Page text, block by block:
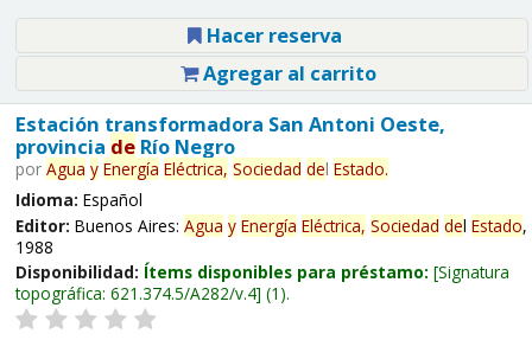
Hacer reserva
Agregar al carrito
Estación transformadora San Antoni Oeste,
provincia deRío Negro
por Agua y Energía Eléctrica, Sociedad del Estado.
Idioma: Español
Editor: Buenos Aires: Agua y Energía Eléctrica, Sociedad del Estado,
1988
Disponibilidad: Ítems disponibles para préstamo: Signatura
topográfica: 621.374.5/A282/v.4 (1).